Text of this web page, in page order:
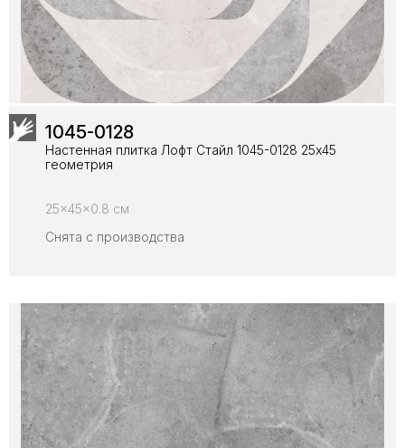
1045-0128
Настенная плитка Лофт Стайл 1045-0128 25х45
геометрия
25x45x0.8 см
Снята с производства